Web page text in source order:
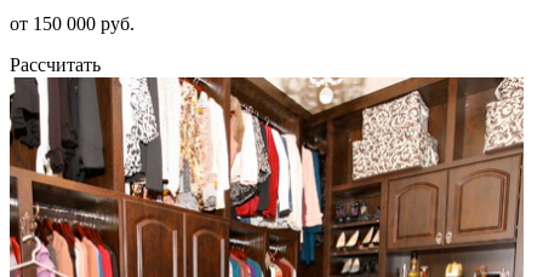
от 150 000 руб.
Рассчитать